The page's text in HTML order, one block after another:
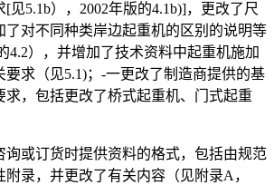
见5.1b），2002年版的4.1b)]，更改了尺
了对不同种类岸边起重机的区别的说明等
4.2），并增加了技术资料中起重机施加
要求（见5.1)；-一更改了制造商提供的基
求，包括更改了桥式起重机、门式起重
询或订货时提供资料的格式，包括由规范
录，并更改了有关内容（见附录A，